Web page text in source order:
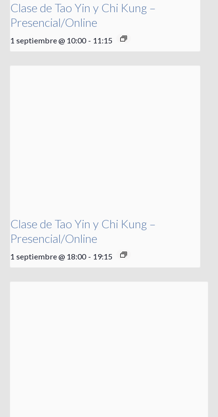
Clase de Tao Yin y Chi Kung –
Presencial/Online
1 septiembre @ 10:00 - 11:15
Clase de Tao Yin y Chi Kung –
Presencial/Online
1 septiembre @ 18:00 - 19:15